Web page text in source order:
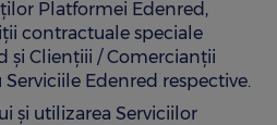
Platformei Edenred,
contractuale speciale
și Cliențiii / Comercianții
Edenred respective.
și utilizarea Serviciilor